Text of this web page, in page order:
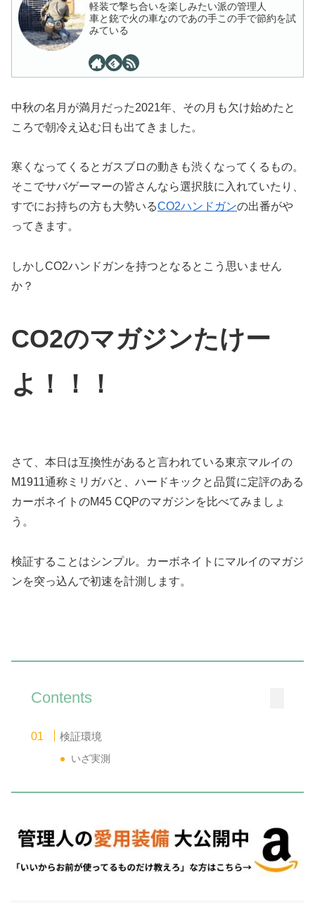
軽装で撃ち合いを楽しみたい派の管理人
車と銃で火の車なのであの手この手で節約を試
みている
中秋の名月が満月だった2021年、その月も欠け始めたと
ころで朝冷え込む日も出てきました。
寒くなってくるとガスブロの動きも渋くなってくるもの。
そこでサバゲーマーの皆さんなら選択肢に入れていたり、
すでにお持ちの方も大勢いるCO2ハンドガンの出番がや
ってきます。
しかしCO2ハンドガンを持つとなるとこう思いません
か？
CO2のマガジンたけー
よ！！！
さて、本日は互換性があると言われている東京マルイの
M1911通称ミリガバと、ハードキックと品質に定評のある
カーボネイトのM45 CQPのマガジンを比べてみましょ
う。
検証することはシンプル。カーボネイトにマルイのマガジ
ンを突っ込んで初速を計測します。
Contents
検証環境
いざ実測